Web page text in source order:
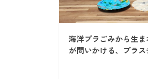
海洋プラごみから生ま
が問いかける、プラ